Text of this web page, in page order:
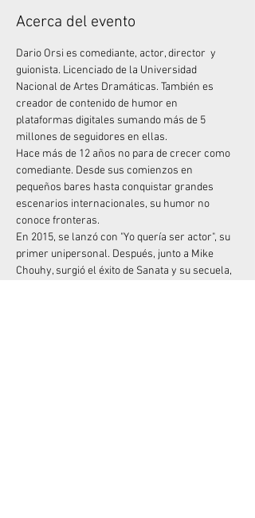
Acerca del evento
Dario Orsi es comediante, actor, director  y
guionista. Licenciado de la Universidad
Nacional de Artes Dramáticas. También es
creador de contenido de humor en
plataformas digitales sumando más de 5
millones de seguidores en ellas.
Hace más de 12 años no para de crecer como
comediante. Desde sus comienzos en
pequeños bares hasta conquistar grandes
escenarios internacionales, su humor no
conoce fronteras.
En 2015, se lanzó con "Yo quería ser actor", su
primer unipersonal. Después, junto a Mike
Chouhy, surgió el éxito de Sanata y su secuela,